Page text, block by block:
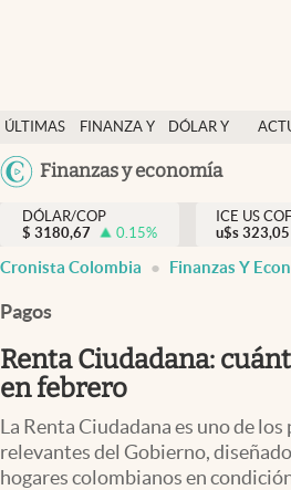
ÚLTIMAS
NOTICIAS
FINANZA Y
DÓLAR Y
Finanzas y economía
Salud y nutrición
Vida espiritual
Actualidad
Colombia
DÓLAR/COP
$ 3180,67 0.15%
ICE US
u$s 323,05
Cronista Colombia Finanzas Y
Pagos
Renta Ciudadana:
en febrero
La Renta Ciudadana es uno de
relevantes del Gobierno,
hogares colombianos en